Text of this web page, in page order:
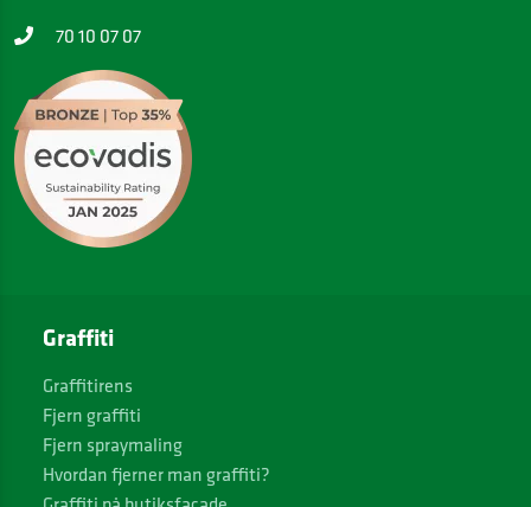
70 10 07 07
Graffiti
Graffitirens
Fjern graffiti
Fjern spraymaling
Hvordan fjerner man graffiti?